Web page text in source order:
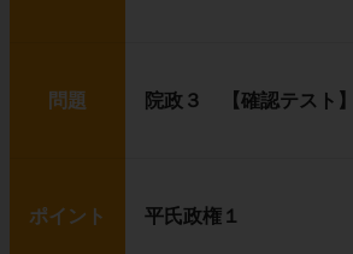
問題 院政３ 【確認テスト】
ポイント 平氏政権１